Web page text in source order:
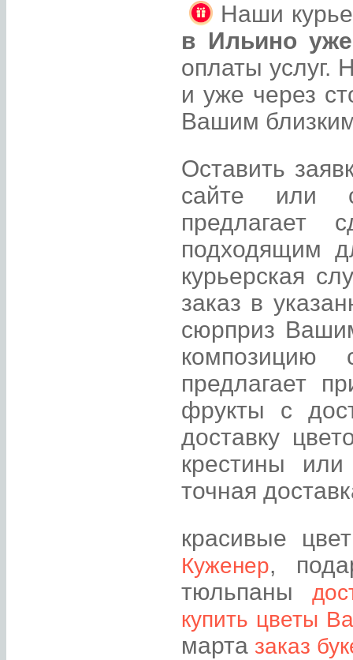
Наши
в Ильино
оплаты услуг.
и уже через
Вашим
Оставить
сайте или
предлагает
подходящим
курьерская
заказ в
сюрприз
композицию
предлагает
фрукты с
доставку
крестины
точная
красивые
Куженер,
тюльпаны
купить цветы
марта заказ